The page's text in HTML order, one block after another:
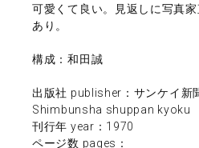
可愛くて良い。見返しに写真
あり。
構成：和田誠
出版社 publisher：サンケイ新
Shimbunsha shuppan kyoku
刊行年 year：1970
ページ数 pages：